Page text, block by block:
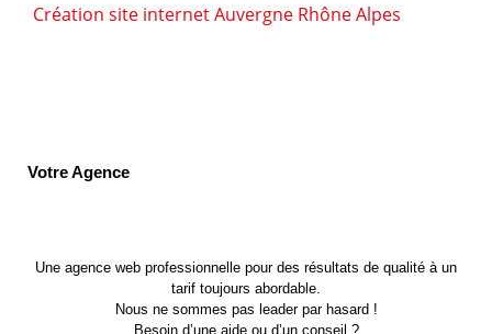
Création site internet Auvergne Rhône Alpes
Votre Agence
Une agence web professionnelle pour des résultats de qualité à un
tarif toujours abordable.
Nous ne sommes pas leader par hasard !
Besoin d’une aide ou d’un conseil ?